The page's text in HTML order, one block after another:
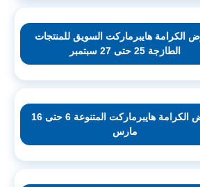
الكرامة هايبرماركت السويق للمنتجات
الطازجة 25 حتى 27 سبتمبر
عروض الكرامة هايبرماركت المتنوعة 6 حتى 16
مارس